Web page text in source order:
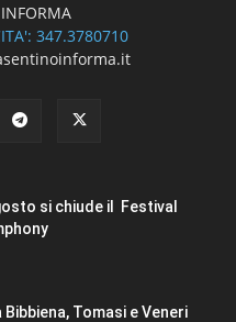
347.3780710
si chiude il Festival
Bibbiena, Tomasi e Veneri